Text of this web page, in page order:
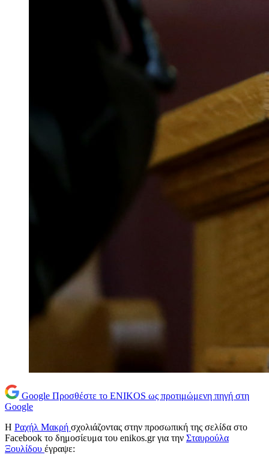
Google Προσθέστε το ENIKOS ως προτιμώμενη πηγή στη
Google
Η Ραχήλ Μακρή σχολιάζοντας στην προσωπική της σελίδα στο
Facebook το δημοσίευμα του enikos.gr για την Σταυρούλα
Ξουλίδου έγραψε: